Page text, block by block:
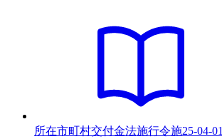
所在市町村交付金法施行令施25-04-01